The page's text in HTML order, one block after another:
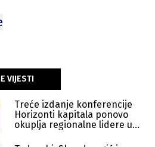
VIJESTI
Treće izdanje konferencije
Horizonti kapitala ponovo
okuplja regionalne lidere u